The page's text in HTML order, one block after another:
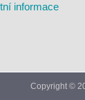
informace
Copyright ©